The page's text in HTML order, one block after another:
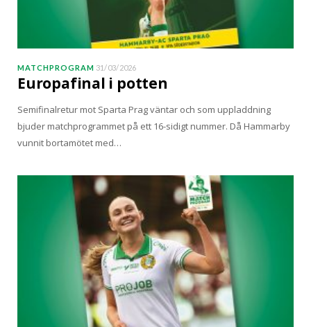
MATCHPROGRAM 31/03/2026
Europafinal i potten
Semifinalretur mot Sparta Prag väntar och som uppladdning
bjuder matchprogrammet på ett 16-sidigt nummer. Då Hammarby
vunnit bortamötet med…